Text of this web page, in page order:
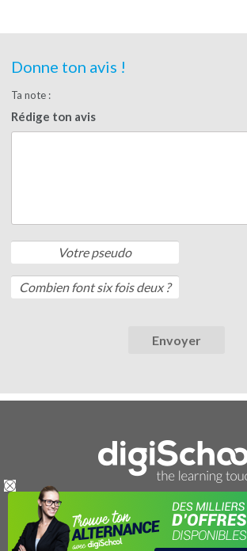
Donne ton avis !
Ta note :
Rédige ton avis
Publicité sur le réseau digiSchool - C.G.U/C.G.V
droits réservés 2011-2020